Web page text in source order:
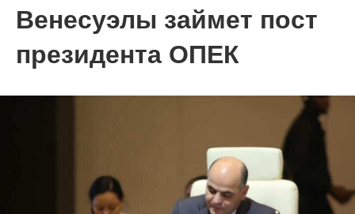
Венесуэлы займет пост
президента ОПЕК